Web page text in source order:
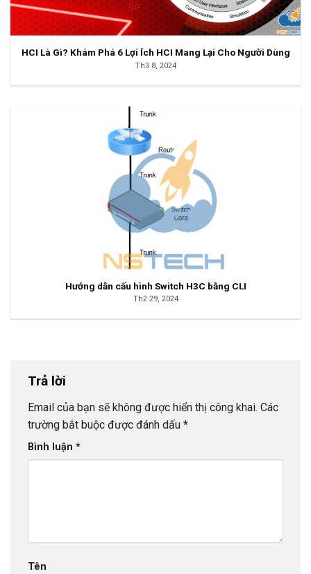
HCI Là Gì? Khám Phá 6 Lợi Ích HCI Mang Lại Cho Người Dùng
Th3 8, 2024
Hướng dẫn cấu hình Switch H3C bằng CLI
Th2 29, 2024
Trả lời
Email của bạn sẽ không được hiển thị công khai. Các
trường bắt buộc được đánh dấu *
Bình luận *
Tên